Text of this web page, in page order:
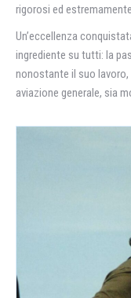
rigorosi ed
Un’eccellenza
ingrediente su tutti: la
nonostante il suo lavoro,
aviazione generale, sia